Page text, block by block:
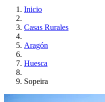
Inicio
Casas Rurales
Aragón
Huesca
Sopeira